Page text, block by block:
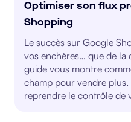
Optimiser son flux
Shopping
Le succès sur Google
vos enchères… que de la
guide vous montre
champ pour vendre
reprendre le contrôle de